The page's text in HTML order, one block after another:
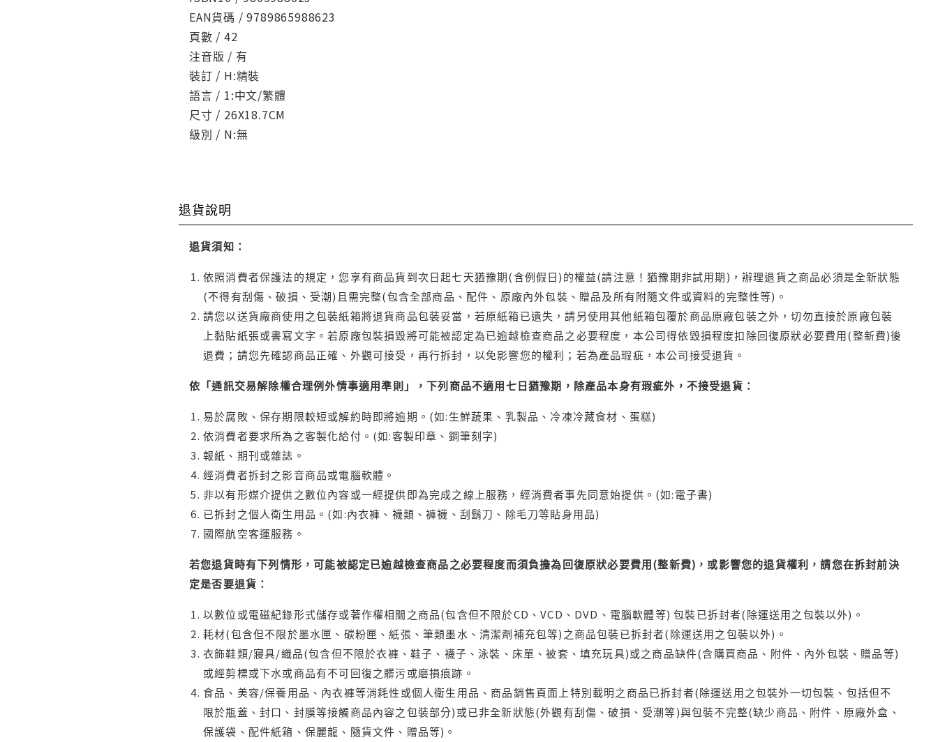
EAN貨碼 / 9789865988623
頁數 / 42
注音版 / 有
裝訂 / H:精裝
語言 / 1:中文/繁體
尺寸 / 26X18.7CM
級別 / N:無
退貨說明
退貨須知：
依照消費者保護法的規定，您享有商品貨到次日起七天猶豫期(含例假日)的權益(請注意！猶豫期非試用期)，辦理退貨之商品必須是全新狀態
(不得有刮傷、破損、受潮)且需完整(包含全部商品、配件、原廠內外包裝、贈品及所有附隨文件或資料的完整性等)。
請您以送貨廠商使用之包裝紙箱將退貨商品包裝妥當，若原紙箱已遺失，請另使用其他紙箱包覆於商品原廠包裝之外，切勿直接於原廠包裝
上黏貼紙張或書寫文字。若原廠包裝損毀將可能被認定為已逾越檢查商品之必要程度，本公司得依毀損程度扣除回復原狀必要費用(整新費)後
退費；請您先確認商品正確、外觀可接受，再行拆封，以免影響您的權利；若為產品瑕疵，本公司接受退貨。
依「通訊交易解除權合理例外情事適用準則」，下列商品不適用七日猶豫期，除產品本身有瑕疵外，不接受退貨：
易於腐敗、保存期限較短或解約時即將逾期。(如:生鮮蔬果、乳製品、冷凍冷藏食材、蛋糕)
依消費者要求所為之客製化給付。(如:客製印章、鋼筆刻字)
報紙、期刊或雜誌。
經消費者拆封之影音商品或電腦軟體。
非以有形媒介提供之數位內容或一經提供即為完成之線上服務，經消費者事先同意始提供。(如:電子書)
已拆封之個人衛生用品。(如:內衣褲、襪類、褲襪、刮鬍刀、除毛刀等貼身用品)
國際航空客運服務。
若您退貨時有下列情形，可能被認定已逾越檢查商品之必要程度而須負擔為回復原狀必要費用(整新費)，或影響您的退貨權利，請您在拆封前決
定是否要退貨：
以數位或電磁紀錄形式儲存或著作權相關之商品(包含但不限於CD、VCD、DVD、電腦軟體等) 包裝已拆封者(除運送用之包裝以外)。
耗材(包含但不限於墨水匣、碳粉匣、紙張、筆類墨水、清潔劑補充包等)之商品包裝已拆封者(除運送用之包裝以外)。
衣飾鞋類/寢具/織品(包含但不限於衣褲、鞋子、襪子、泳裝、床單、被套、填充玩具)或之商品缺件(含購買商品、附件、內外包裝、贈品等)
或經剪標或下水或商品有不可回復之髒污或磨損痕跡。
食品、美容/保養用品、內衣褲等消耗性或個人衛生用品、商品銷售頁面上特別載明之商品已拆封者(除運送用之包裝外一切包裝、包括但不
限於瓶蓋、封口、封膜等接觸商品內容之包裝部分)或已非全新狀態(外觀有刮傷、破損、受潮等)與包裝不完整(缺少商品、附件、原廠外盒、
保護袋、配件紙箱、保麗龍、隨貨文件、贈品等)。